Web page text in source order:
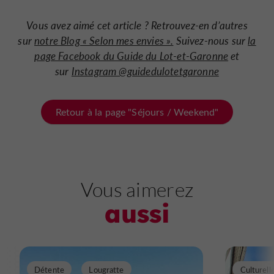
Vous avez aimé cet article ? Retrouvez-en d’autres
surnotre Blog « Selon mes envies ». Suivez-nous surla
page Facebook du Guide du Lot-et-Garonneet
sur Instagram @guidedulotetgaronne
Retour à la page "Séjours / Weekend"
Vous aimerez
aussi
Détente Lougratte